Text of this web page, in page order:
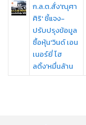
ก.ล.ต.สั่ง'ณุศา
ศิริ' ชี้แจง-
ปรับปรุงข้อมูล
ซื้อหุ้น'วินด์ เอน
เนอร์ยี่ โฮ
ลดิ้ง'หมื่นล้าน